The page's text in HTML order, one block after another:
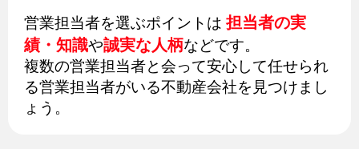
営業担当者を選ぶポイントは 担当者の実
績・知識や誠実な人柄などです。
複数の営業担当者と会って安心して任せられ
る営業担当者がいる不動産会社を見つけまし
ょう。